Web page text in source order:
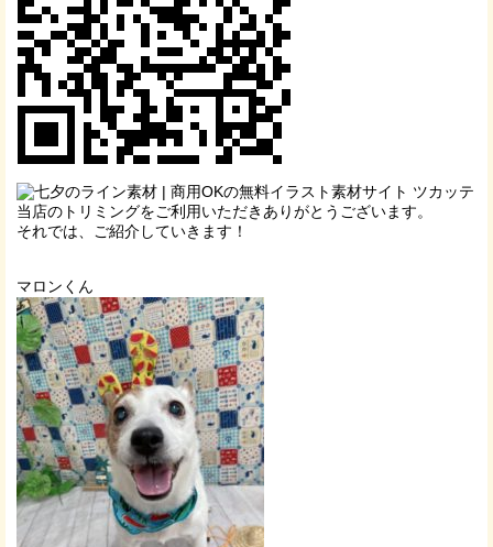
当店のトリミングをご利用いただきありがとうございます。
それでは、ご紹介していきます！
マロンくん